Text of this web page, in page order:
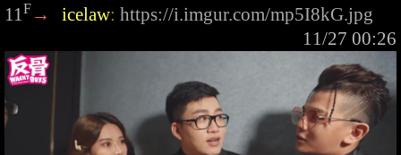
11F → icelaw: https://i.imgur.com/mp5I8kG.jpg